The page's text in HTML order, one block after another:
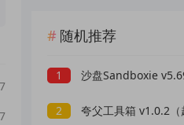
随机推荐
1 沙盘Sandboxie
2 夸父工具箱 v1.0.2（